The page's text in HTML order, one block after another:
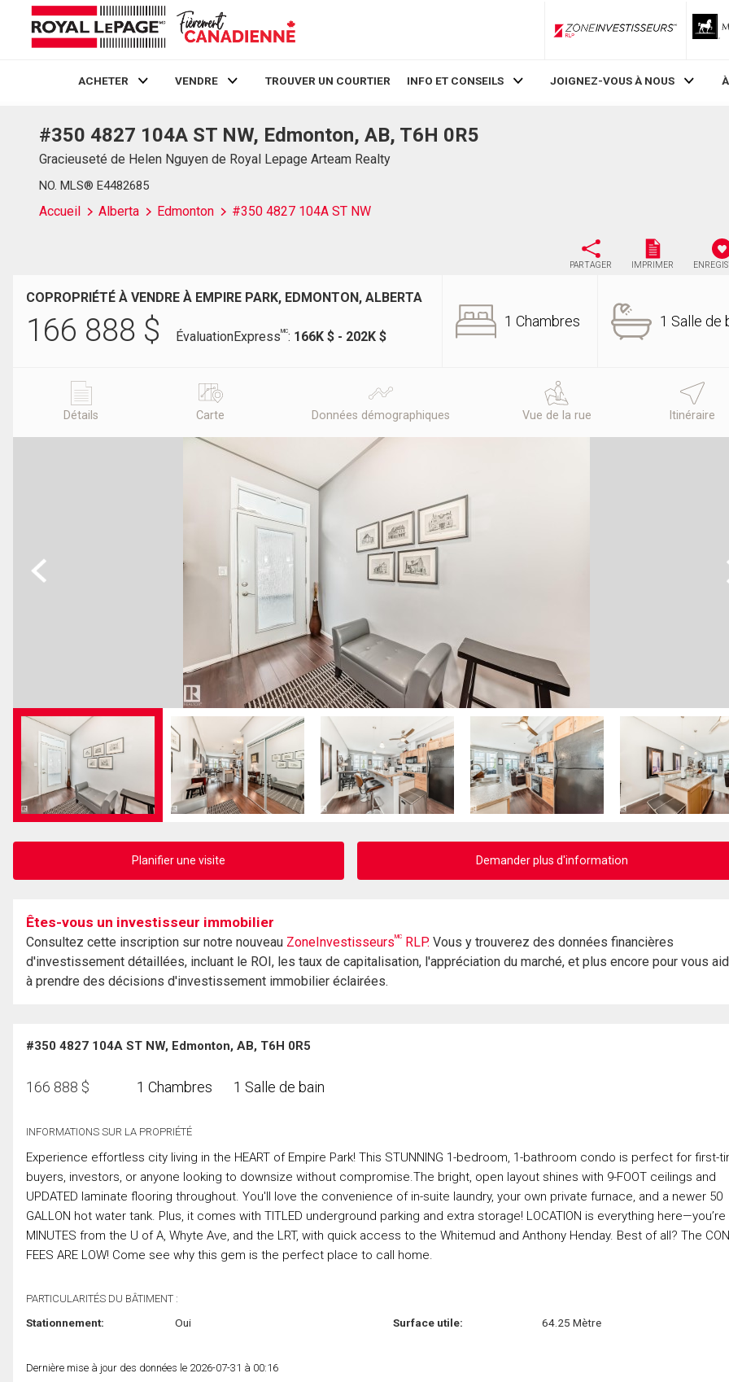
ZoneInvestisseurs RLP
ACHETER VENDRE TROUVER UN COURTIER INFO ET CONSEILS JOIGNEZ-VOUS À NOUS
#350 4827 104A ST NW, Edmonton, AB, T6H 0R5
Gracieuseté de Helen Nguyen de Royal Lepage Arteam Realty
NO. MLS® E4482685
Accueil Alberta Edmonton #350 4827 104A ST NW
PARTAGER IMPRIMER
COPROPRIÉTÉ À VENDRE À EMPIRE PARK, EDMONTON, ALBERTA
166 888 $ ÉvaluationExpressMC: 166K $ - 202K $
1 Chambres 1 Salle de
Détails Carte Données démographiques Vue de la rue Itinéraire
Previous
Planifier une visite Demander plus d'information
Êtes-vous un investisseur immobilier
Consultez cette inscription sur notre nouveau ZoneInvestisseursMC RLP. Vous y trouverez des données financières
d'investissement détaillées, incluant le ROI, les taux de capitalisation, l'appréciation du marché, et plus encore pour vous
à prendre des décisions d'investissement immobilier éclairées.
#350 4827 104A ST NW, Edmonton, AB, T6H 0R5
166 888 $ 1 Chambres 1 Salle de bain
INFORMATIONS SUR LA PROPRIÉTÉ
Experience effortless city living in the HEART of Empire Park! This STUNNING 1-bedroom, 1-bathroom condo is perfect for first-
buyers, investors, or anyone looking to downsize without compromise.The bright, open layout shines with 9-FOOT ceilings and
UPDATED laminate flooring throughout. You'll love the convenience of in-suite laundry, your own private furnace, and a newer 50
GALLON hot water tank. Plus, it comes with TITLED underground parking and extra storage! LOCATION is everything here—you’re
MINUTES from the U of A, Whyte Ave, and the LRT, with quick access to the Whitemud and Anthony Henday. Best of all? The
FEES ARE LOW! Come see why this gem is the perfect place to call home.
PARTICULARITÉS DU BÂTIMENT :
Stationnement: Oui Surface utile: 64.25 Mètre
Dernière mise à jour des données le 2026-07-31 à 00:16